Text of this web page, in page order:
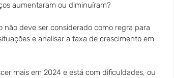
aumentaram ou diminuíram?
deve ser considerado como regra para
e analisar a taxa de crescimento em
mais em 2024 e está com dificuldades, ou